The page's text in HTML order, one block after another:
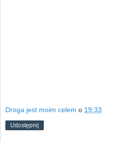
Droga jest moim celem o 19:33
Udostępnij